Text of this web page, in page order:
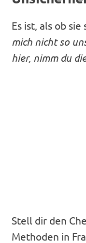
Es ist, als ob
mich nicht so
hier, nimm du
Stell dir den
Methoden in